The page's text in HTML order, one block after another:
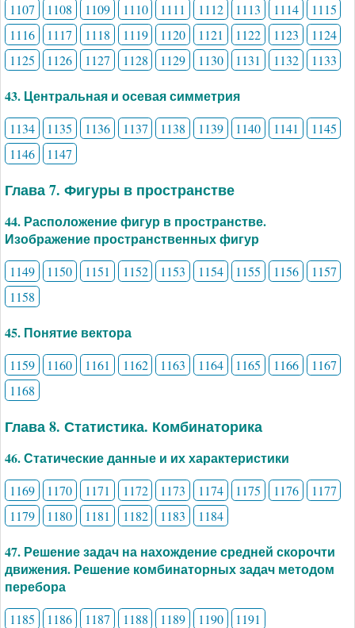
1107 1108 1109 1110 1111 1112 1113 1114
1115
1116
1117 1118 1119 1120 1121 1122 1123
1124
1125
1126 1127 1128 1129 1130 1131 1132 1133
43. Центральная и осевая симметрия
1134 1135 1136 1137 1138 1139 1140 1141
1145
1146
1147
Глава 7. Фигуры в пространстве
44. Расположение фигур в пространстве.
Изображение пространственных фигур
1149 1150 1151 1152 1153 1154 1155 1156
1157
1158
45. Понятие вектора
1159 1160 1161 1162 1163 1164 1165 1166
1167
1168
Глава 8. Статистика. Комбинаторика
46. Статические данные и их характеристики
1169 1170 1171 1172 1173 1174 1175 1176
1177
1179
1180 1181 1182 1183 1184
47. Решение задач на нахождение средней скорочти
движения. Решение комбинаторных задач методом
перебора
1185 1186 1187 1188 1189 1190 1191